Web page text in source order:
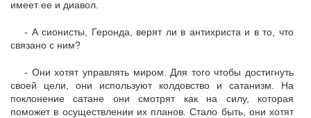
имеет ее и диавол.
- А сионисты, Геронда, верят ли в антихриста и в то, что
связано с ним?
- Они хотят управлять миром. Для того чтобы достигнуть
своей цели, они используют колдовство и сатанизм. На
поклонение сатане они смотрят как на силу, которая
поможет в осуществлении их планов. Стало быть, они хотят